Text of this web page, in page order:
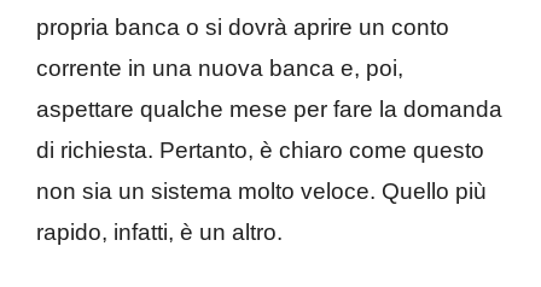
propria banca o si dovrà aprire un conto
corrente in una nuova banca e, poi,
aspettare qualche mese per fare la domanda
di richiesta. Pertanto, è chiaro come questo
non sia un sistema molto veloce. Quello più
rapido, infatti, è un altro.